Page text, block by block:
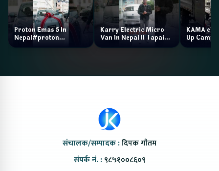
Proton Emas 5 In
Nepal#proton
#protonemas5#protonnepal#evcarnepal
Karry Electric Micro
Van In Nepal II Tapaiko
Bazar II Jankari
KAMA eV
Up Camp
संचालक/सम्पादक :दिपक गौतम
संपर्क नं. : ९८५१००८६०९